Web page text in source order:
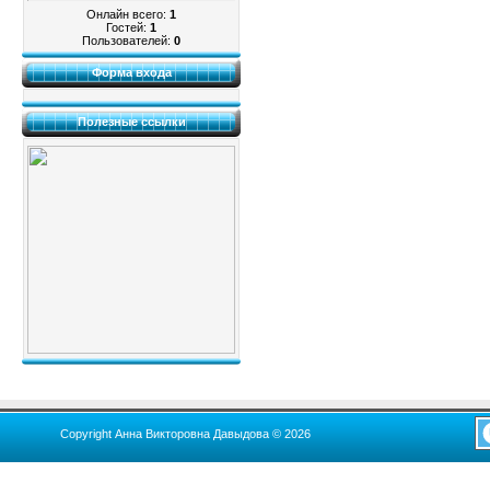
Онлайн всего: 1
Гостей: 1
Пользователей: 0
Форма входа
Полезные ссылки
Copyright Анна Викторовна Давыдова © 2026